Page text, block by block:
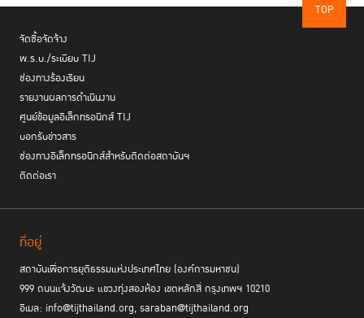
TOP
จัดซื้อจัดจ้าง
พ.ร.บ./ระเบียบ TIJ
ช่องทางร้องเรียน
รายงานผลการดำเนินงาน
ศูนย์ข้อมูลอิเล็กทรอนิกส์ TIJ
บอกรับข่าวสาร
ช่องทางอิเล็กทรอนิกส์สำหรับติดต่อสถาบันฯ
ติดต่อเรา
ที่อยู่
สถาบันเพื่อการยุติธรรมแห่งประเทศไทย (องค์การมหาชน)
999 ถนนแจ้งวัฒนะ แขวงทุ่งสองห้อง เขตหลักสี่ กรุงเทพฯ 10210
อีเมล: info@tijthailand.org, saraban@tijthailand.org